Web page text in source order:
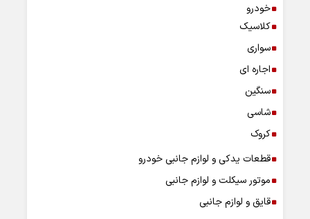
خودرو
کلاسیک
سواری
اجاره ای
سنگین
شاسی
کروک
قطعات یدکی و لوازم جانبی خودرو
موتور سیکلت و لوازم جانبی
قایق و لوازم جانبی